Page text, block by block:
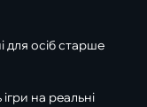
для осіб старше
на реальні